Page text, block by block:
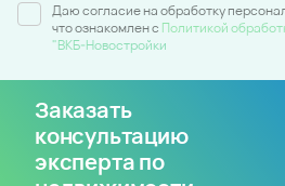
Даю согласие на обработку
что ознакомлен c Политикой
"ВКБ-Новостройки
Заказать
консультацию
эксперта по